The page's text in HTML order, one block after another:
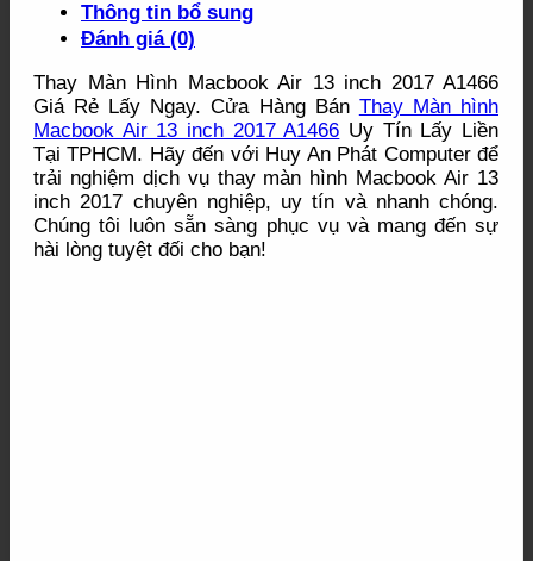
Thông tin bổ sung
Đánh giá (0)
Thay Màn Hình Macbook Air 13 inch 2017 A1466
Giá Rẻ Lấy Ngay. Cửa Hàng Bán Thay Màn hình
Macbook Air 13 inch 2017 A1466 Uy Tín Lấy Liền
Tại TPHCM. Hãy đến với Huy An Phát Computer để
trải nghiệm dịch vụ thay màn hình Macbook Air 13
inch 2017 chuyên nghiệp, uy tín và nhanh chóng.
Chúng tôi luôn sẵn sàng phục vụ và mang đến sự
hài lòng tuyệt đối cho bạn!